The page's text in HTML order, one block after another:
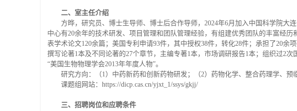
二、室主任介绍
方晔，研究员、博士生导师、博士后合作导师，2024年6月加入中国科学院大
中心有20余年的技术研发、项目管理和团队管理经验，有组建优秀团队的丰富经历
表学术论文120余篇；美国专利申请93件，其中授权38件，转化28件；承担了20余
撰写论著1本及不同论著的27个章节，主编专著1本，市场调研报告1本；组织过2次
“美国生物物理学会2013年年度人物”。
研究方向：（1）中药新药和创新药物研发；（2）药物化学、整合药理学、预
课题组网站：https://dicp.cas.cn/yjxt_1/ssys/gkjj/
三、招聘岗位和应聘条件